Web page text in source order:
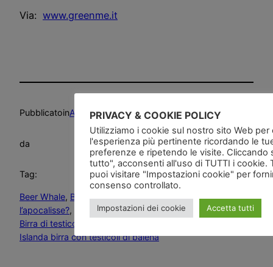
Via: www.greenme.it
PubblicatoinAlimentazione, Deliri, Etica, News and go
da
Tag:
Beer Whale, Birra con testicoli di balena … a quando
l’apocalisse?, birra di balena, Birra di testicoli di balena ,
Birra di testicoli di balena … a quando l’apocalisse?
Islanda birra con testicoli di balena
PRIVACY & COOKIE POLICY
Utilizziamo i cookie sul nostro sito Web per
l'esperienza più pertinente ricordando le
preferenze e ripetendo le visite. Cliccando
tutto", acconsenti all'uso di TUTTI i cookie.
puoi visitare "Impostazioni cookie" per
consenso controllato.
Impostazioni dei cookie Accetta tutti